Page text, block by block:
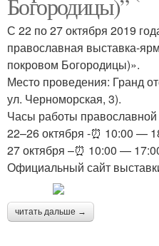
Богородицы)”
С 22 по 27 октября 2019
православная выставка-
покровом Богородицы)».
Место проведения: Гранд
ул. Черноморская, 3).
Часы работы православной
22–26 октября -⏰ 10:00 —
27 октября –⏰ 10:00 —
Официальный сайт
читать дальше →